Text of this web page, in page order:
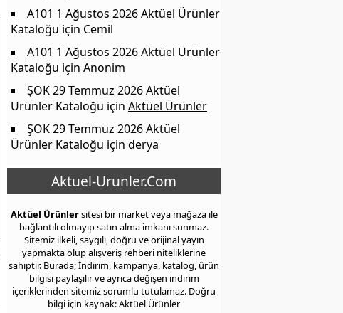
A101 1 Ağustos 2026 Aktüel Ürünler
Kataloğu için Cemil
A101 1 Ağustos 2026 Aktüel Ürünler
Kataloğu için Anonim
ŞOK 29 Temmuz 2026 Aktüel
Ürünler Kataloğu için Aktüel Ürünler
ŞOK 29 Temmuz 2026 Aktüel
Ürünler Kataloğu için derya
Aktuel-Urunler.Com
Aktüel Ürünlersitesi bir market veya mağaza ile
bağlantılı olmayıp satın alma imkanı sunmaz.
Sitemiz ilkeli, saygılı, doğru ve orijinal yayın
yapmakta olup alışveriş rehberi niteliklerine
sahiptir. Burada; İndirim, kampanya, katalog, ürün
bilgisi paylaşılır ve ayrıca değişen indirim
içeriklerinden sitemiz sorumlu tutulamaz. Doğru
bilgi için kaynak: Aktüel Ürünler